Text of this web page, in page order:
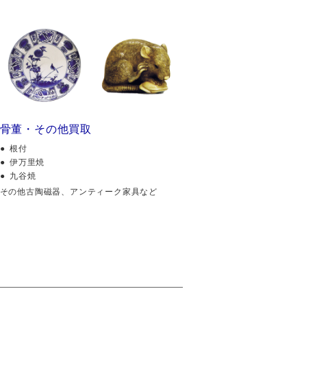
骨董・その他買取
根付
伊万里焼
九谷焼
その他古陶磁器、アンティーク家具など